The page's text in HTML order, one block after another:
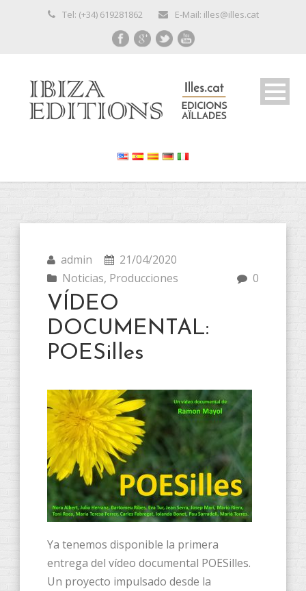
Tel: (+34) 619281862 E-Mail: illes@illes.cat
admin
21/04/2020
Noticias, Producciones 0
VÍDEO
DOCUMENTAL:
POESilles
Ya tenemos disponible la primera
entrega del vídeo documental POESilles.
Un proyecto impulsado desde la